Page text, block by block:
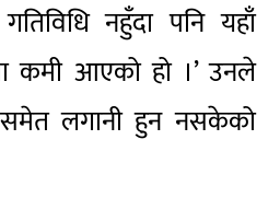
नहुँदा पनि यहाँ
कमी आएको हो ।’ उनले
समेत लगानी हुन नसकेको